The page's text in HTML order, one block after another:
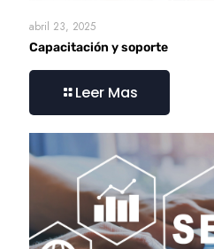
abril 23, 2025
Capacitación y soporte
Leer Mas